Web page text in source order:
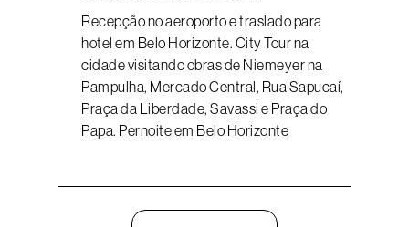
Recepção no aeroporto e traslado para
hotel em Belo Horizonte. City Tour na
cidade visitando obras de Niemeyer na
Pampulha, Mercado Central, Rua Sapucaí,
Praça da Liberdade, Savassi e Praça do
Papa. Pernoite em Belo Horizonte